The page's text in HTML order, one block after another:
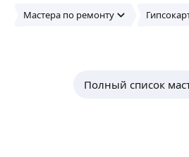
Мастера по ремонту
Полный список